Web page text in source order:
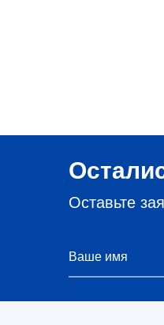
Оставьте